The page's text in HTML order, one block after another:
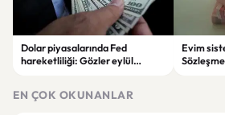
Dolar piyasalarında Fed
hareketliliği: Gözler eylül
Evim
Sözleşme
EN ÇOK OKUNANLAR